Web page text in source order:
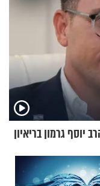
יוסף גרמון בריאיון